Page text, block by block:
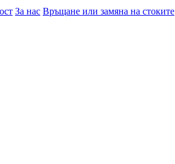
За нас Връщане или замяна на стоките